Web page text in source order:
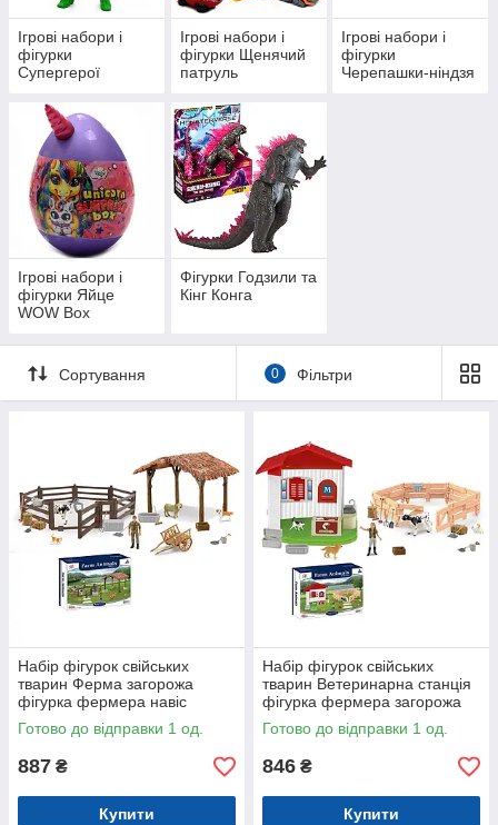
Ігрові набори і
фігурки
Супергерої
Ігрові набори і
фігурки Щенячий
патруль
Ігрові набори і
фігурки
Черепашки-ніндзя
Ігрові набори і
фігурки Яйце
WOW Box
Фігурки Годзили та
Кінг Конга
Сортування 0 Фільтри
Набір фігурок свійських
тварин Ферма загорожа
фігурка фермера навіс
повозка 38 елементів
(Q9899ZJ93)
Готово до відправки 1 од.
887 ₴
Купити
Набір фігурок свійських
тварин Ветеринарна станція
фігурка фермера загорожа
інструменти аксесуари
(Q9899ZJ92)
Готово до відправки 1 од.
846 ₴
Купити